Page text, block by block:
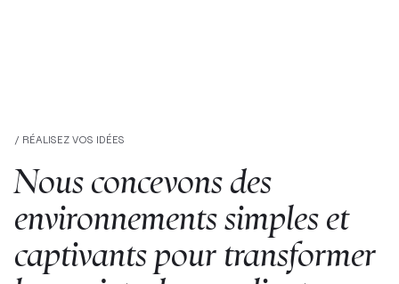
/ RÉALISEZ VOS IDÉES
Nous concevons des
environnements simples et
captivants pour transformer